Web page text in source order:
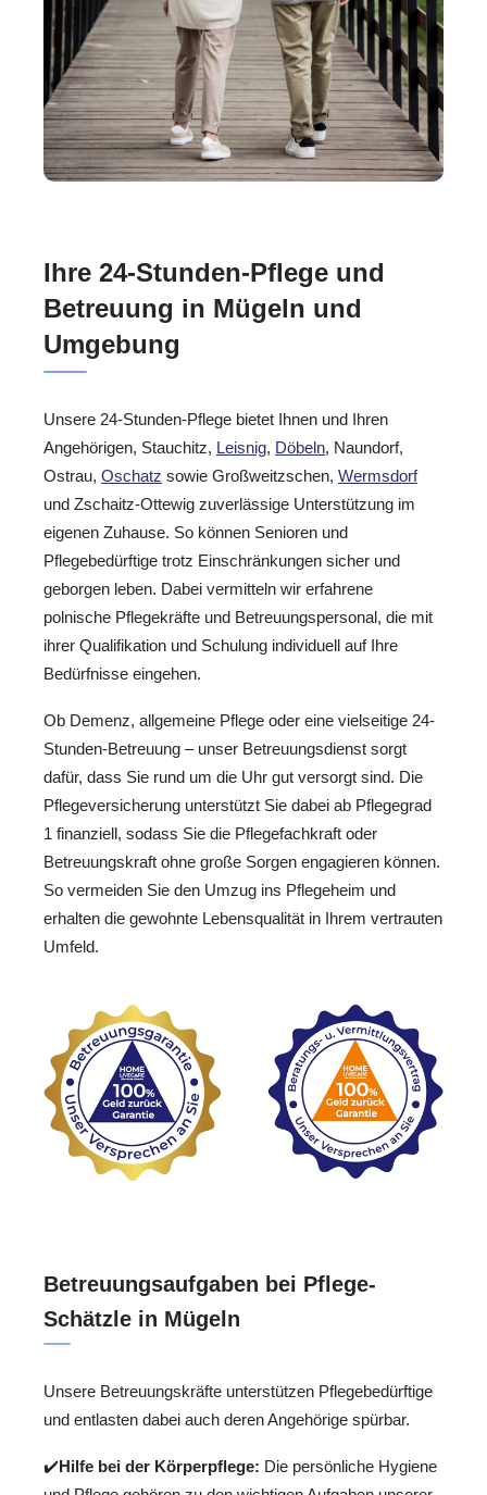
Ihre 24-Stunden-Pflege und
Betreuung in Mügeln und
Umgebung
Unsere 24-Stunden-Pflege bietet Ihnen und Ihren
Angehörigen, Stauchitz, Leisnig, Döbeln, Naundorf,
Ostrau, Oschatz sowie Großweitzschen, Wermsdorf
und Zschaitz-Ottewig zuverlässige Unterstützung im
eigenen Zuhause. So können Senioren und
Pflegebedürftige trotz Einschränkungen sicher und
geborgen leben. Dabei vermitteln wir erfahrene
polnische Pflegekräfte und Betreuungspersonal, die mit
ihrer Qualifikation und Schulung individuell auf Ihre
Bedürfnisse eingehen.
Ob Demenz, allgemeine Pflege oder eine vielseitige 24-
Stunden-Betreuung – unser Betreuungsdienst sorgt
dafür, dass Sie rund um die Uhr gut versorgt sind. Die
Pflegeversicherung unterstützt Sie dabei ab Pflegegrad
1 finanziell, sodass Sie die Pflegefachkraft oder
Betreuungskraft ohne große Sorgen engagieren können.
So vermeiden Sie den Umzug ins Pflegeheim und
erhalten die gewohnte Lebensqualität in Ihrem vertrauten
Umfeld.
Betreuungsaufgaben bei Pflege-
Schätzle in Mügeln
Unsere Betreuungskräfte unterstützen Pflegebedürftige
und entlasten dabei auch deren Angehörige spürbar.
✔️Hilfe bei der Körperpflege: Die persönliche Hygiene